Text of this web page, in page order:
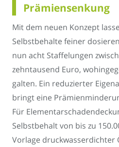
Prämiensenkung
Mit dem neuen Konzept
Selbstbehalte feiner
nun acht Staffelungen
zehntausend Euro,
galten. Ein reduzierter
bringt eine
Für
Selbstbehalt von bis zu
Vorlage druckwasserdichter